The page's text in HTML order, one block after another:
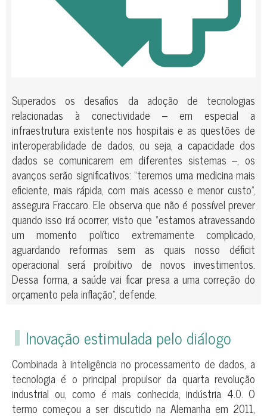
Superados os desafios da adoção de tecnologias
relacionadas à conectividade – em especial a
infraestrutura existente nos hospitais e as questões de
interoperabilidade de dados, ou seja, a capacidade dos
dados se comunicarem em diferentes sistemas –, os
avanços serão significativos: “teremos uma medicina mais
eficiente, mais rápida, com mais acesso e menor custo”,
assegura Fraccaro. Ele observa que não é possível prever
quando isso irá ocorrer, visto que “estamos atravessando
um momento político extremamente complicado,
aguardando reformas sem as quais nosso déficit
operacional será proibitivo de novos investimentos.
Dessa forma, a saúde vai ficar presa a uma correção do
orçamento pela inflação”, defende.
Inovação estimulada pelo diálogo
Combinada à inteligência no processamento de dados, a
tecnologia é o principal propulsor da quarta revolução
industrial ou, como é mais conhecida, indústria 4.0. O
termo começou a ser discutido na Alemanha em 2011,